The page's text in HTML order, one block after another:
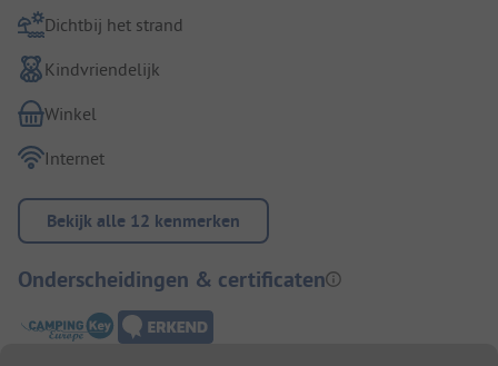
Dichtbij het strand
Kindvriendelijk
Winkel
Internet
Bekijk alle 12 kenmerken
Onderscheidingen & certificaten